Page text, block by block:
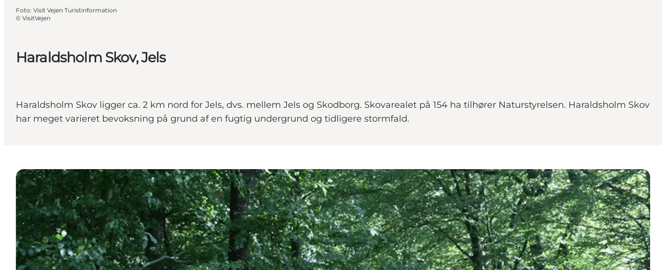
Haraldsholm Skov, Jels
Haraldsholm Skov ligger ca. 2 km nord for Jels, dvs. mellem Jels og Skodborg. Skovarealet på 154 ha tilhører Naturstyrelsen. Haraldsholm Skov
har meget varieret bevoksning på grund af en fugtig undergrund og tidligere stormfald.
Foto: Visit Vejen Turistinformation
© VisitVejen